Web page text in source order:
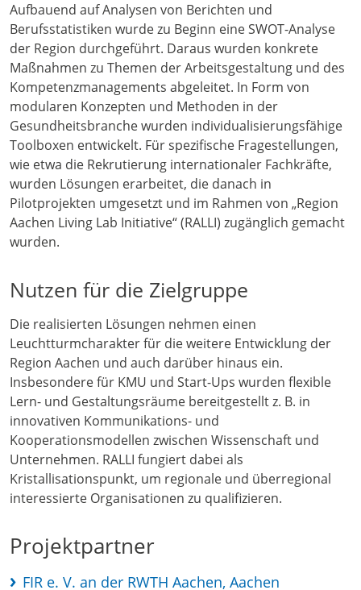
Aufbauend auf Analysen von Berichten und
Berufsstatistiken wurde zu Beginn eine SWOT-Analyse
der Region durchgeführt. Daraus wurden konkrete
Maßnahmen zu Themen der Arbeitsgestaltung und des
Kompetenzmanagements abgeleitet. In Form von
modularen Konzepten und Methoden in der
Gesundheitsbranche wurden individualisierungsfähige
Toolboxen entwickelt. Für spezifische Fragestellungen,
wie etwa die Rekrutierung internationaler Fachkräfte,
wurden Lösungen erarbeitet, die danach in
Pilotprojekten umgesetzt und im Rahmen von „Region
Aachen Living Lab Initiative“ (RALLI) zugänglich gemacht
wurden.
Nutzen für die Zielgruppe
Die realisierten Lösungen nehmen einen
Leuchtturmcharakter für die weitere Entwicklung der
Region Aachen und auch darüber hinaus ein.
Insbesondere für KMU und Start-Ups wurden flexible
Lern- und Gestaltungsräume bereitgestellt z. B. in
innovativen Kommunikations- und
Kooperationsmodellen zwischen Wissenschaft und
Unternehmen. RALLI fungiert dabei als
Kristallisationspunkt, um regionale und überregional
interessierte Organisationen zu qualifizieren.
Projektpartner
FIR e. V. an der RWTH Aachen, Aachen